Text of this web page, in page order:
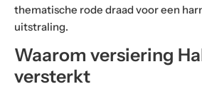
thematische rode draad voor een
uitstraling.
Waarom versiering
versterkt